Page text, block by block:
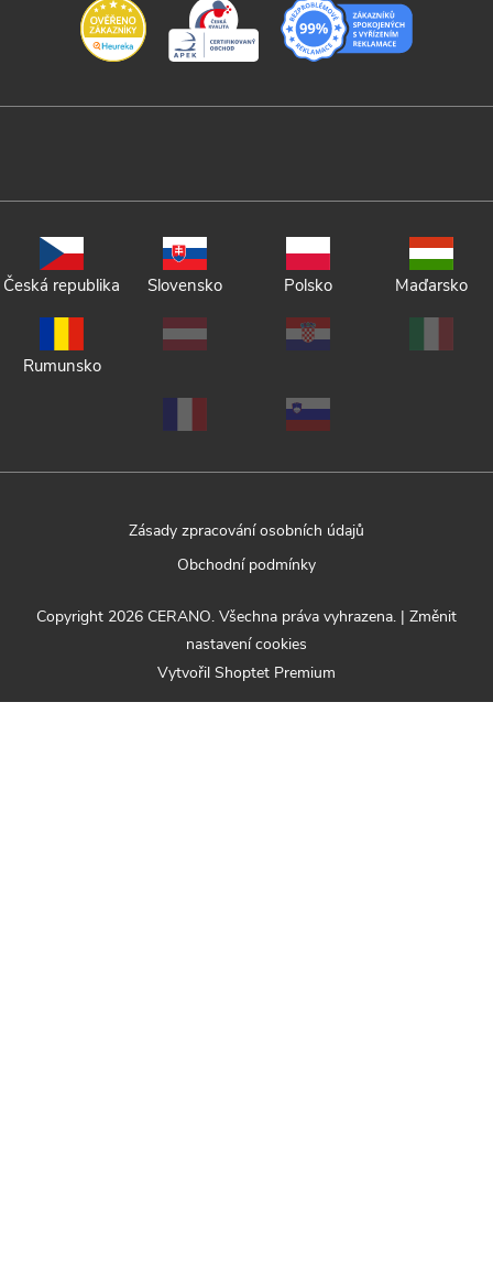
Česká republika Slovensko Polsko Maďarsko
Rumunsko
Zásady zpracování osobních údajů
Obchodní podmínky
Vytvořil Shoptet Premium
Copyright 2026 CERANO. Všechna práva vyhrazena. | Změnit
nastavení cookies